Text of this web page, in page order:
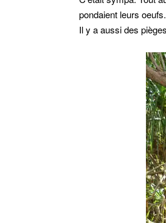
pondaient leurs oeufs.
Il y a aussi des